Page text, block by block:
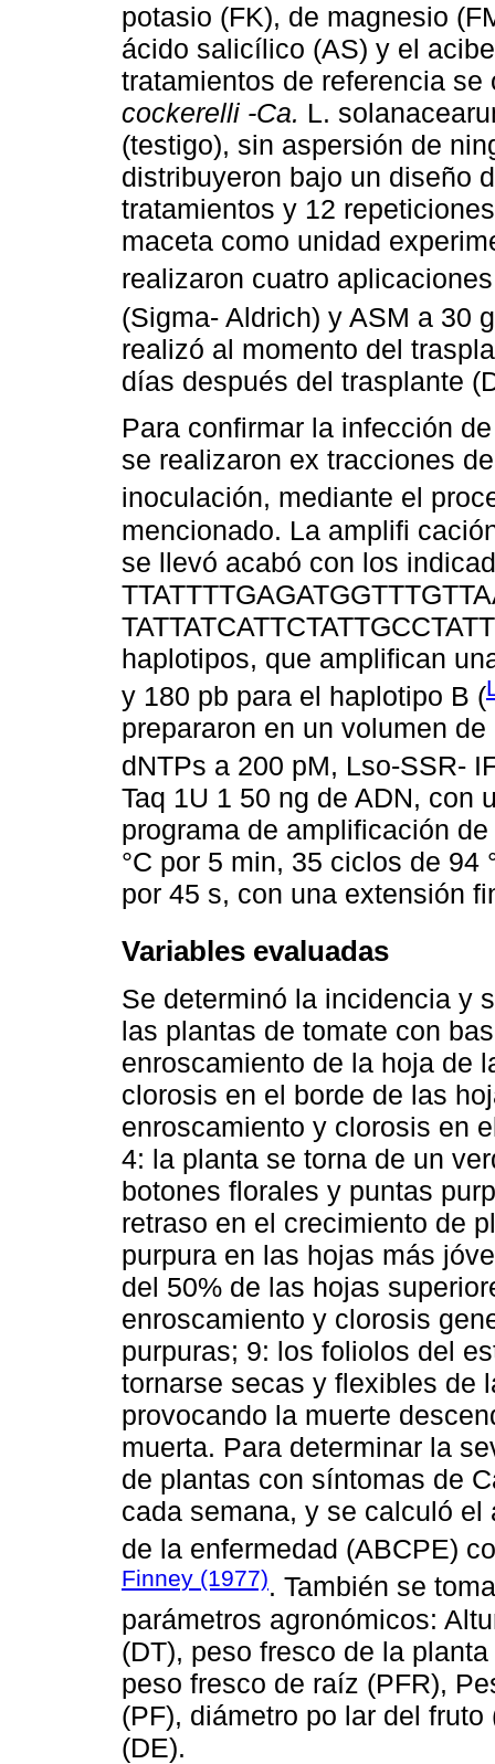
potasio (FK), de magnesio
ácido salicílico (AS) y el
tratamientos de referencia
cockerelli -Ca. L.
(testigo), sin aspersión de
distribuyeron bajo un diseño
tratamientos y 12
maceta como unidad
realizaron cuatro
(Sigma- Aldrich) y ASM a 30
realizó al momento del
días después del trasplante
Para confirmar la infección
se realizaron ex tracciones
inoculación, mediante el
mencionado. La amplifi
se llevó acabó con los
haplotipos, que amplifican
y 180 pb para el haplotipo B (
prepararon en un volumen
dNTPs a 200 pM, Lso-SSR-
Taq 1U 1 50 ng de ADN, con
programa de amplificación
°C por 5 min, 35 ciclos de 94
por 45 s, con una extensión
Variables evaluadas
Se determinó la incidencia y
las plantas de tomate con
enroscamiento de la hoja de
clorosis en el borde de las
enroscamiento y clorosis en
4: la planta se torna de un
botones florales y puntas
retraso en el crecimiento de
purpura en las hojas más
del 50% de las hojas
enroscamiento y clorosis
purpuras; 9: los foliolos del
tornarse secas y flexibles de
provocando la muerte
muerta. Para determinar la
de plantas con síntomas de
cada semana, y se calculó
de la enfermedad (ABCPE)
Finney (1977). También se
parámetros agronómicos:
(DT), peso fresco de la
peso fresco de raíz (PFR),
(PF), diámetro po lar del
(DE).